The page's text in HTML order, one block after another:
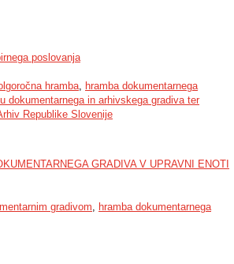
poslovanja
hramba, hramba dokumentarnega
dokumentarnega in arhivskega gradiva ter
Republike Slovenije
GRADIVA V UPRAVNI ENOTI
gradivom, hramba dokumentarnega